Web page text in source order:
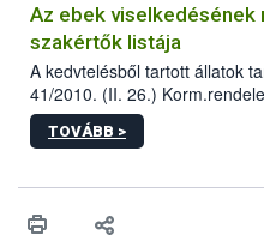
Az ebek
szakértők listája
A kedvtelésből tartott állatok
41/2010. (II. 26.)
sérülés, illetve ennek veszélye
hatósági feladatokat, valamint
vonni az ebek
TOVÁBB >